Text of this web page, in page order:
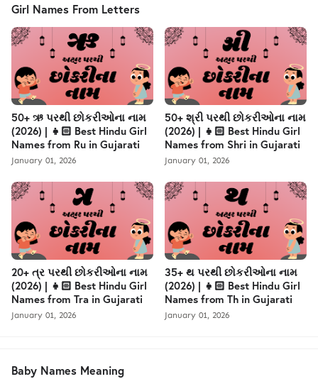
Girl Names From Letters
50+ ઋ પરથી છોકરીઓના નામ
(2026) | 👧🏻 Best Hindu Girl
Names from Ru in Gujarati
January 01, 2026
50+ શ્રી પરથી છોકરીઓના નામ
(2026) | 👧🏻 Best Hindu Girl
Names from Shri in Gujarati
January 01, 2026
20+ ત્ર પરથી છોકરીઓના નામ
(2026) | 👧🏻 Best Hindu Girl
Names from Tra in Gujarati
January 01, 2026
35+ થ પરથી છોકરીઓના નામ
(2026) | 👧🏻 Best Hindu Girl
Names from Th in Gujarati
January 01, 2026
Baby Names Meaning